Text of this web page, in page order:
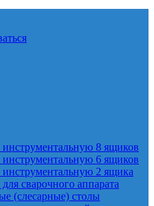
8 ящиков
6 ящиков
2 ящика
сварочного аппарата
(слесарные) столы